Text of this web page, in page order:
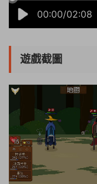
00:00/02:08
遊戲截圖